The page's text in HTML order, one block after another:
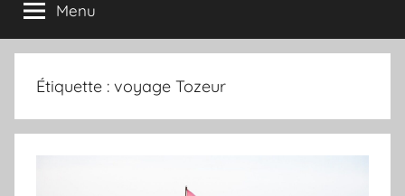
Menu
Étiquette : voyage Tozeur